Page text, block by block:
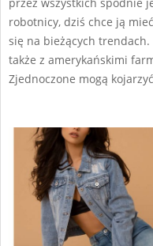
przez wszystkich spodnie
robotnicy, dziś chce ją
się na bieżących
także z amerykańskimi
Zjednoczone mogą